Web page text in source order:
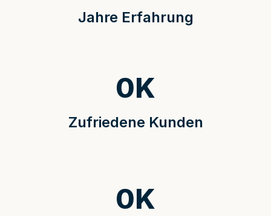
Jahre Erfahrung
Zufriedene Kunden
0K
0K